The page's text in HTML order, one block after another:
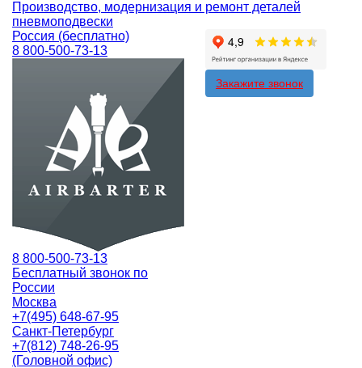
Производство, модернизация и ремонт деталей
пневмоподвески
Россия (бесплатно)
8 800-500-73-13
8 800-500-73-13
Бесплатный звонок по
России
Москва
+7(495) 648-67-95
Санкт-Петербург
+7(812) 748-26-95
(Головной офис)
Закажите звонок